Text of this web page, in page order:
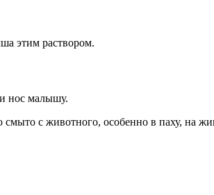
этим раствором.
нос малышу.
с животного, особенно в паху, на